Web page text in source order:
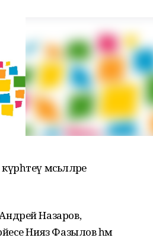
мәсьәләләре
Назаров,
Нияз Фазылов һәм